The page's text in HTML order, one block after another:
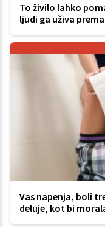
To živilo lahko
ljudi ga uživa
Vas napenja, boli
deluje, kot bi